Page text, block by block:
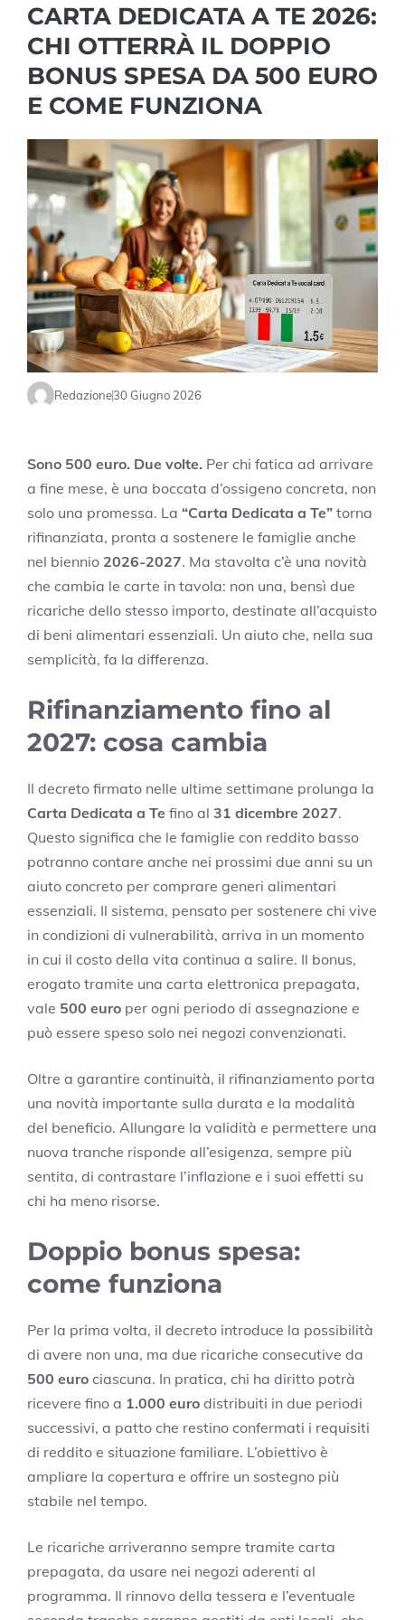
CARTA DEDICATA A TE 2026:
CHI OTTERRÀ IL DOPPIO
BONUS SPESA DA 500 EURO
E COME FUNZIONA
Redazione30 Giugno 2026
Sono 500 euro. Due volte. Per chi fatica ad arrivare
a fine mese, è una boccata d’ossigeno concreta, non
solo una promessa. La “Carta Dedicata a Te” torna
rifinanziata, pronta a sostenere le famiglie anche
nel biennio 2026-2027. Ma stavolta c’è una novità
che cambia le carte in tavola: non una, bensì due
ricariche dello stesso importo, destinate all’acquisto
di beni alimentari essenziali. Un aiuto che, nella sua
semplicità, fa la differenza.
Rifinanziamento fino al
2027: cosa cambia
Il decreto firmato nelle ultime settimane prolunga la
Carta Dedicata a Te fino al 31 dicembre 2027.
Questo significa che le famiglie con reddito basso
potranno contare anche nei prossimi due anni su un
aiuto concreto per comprare generi alimentari
essenziali. Il sistema, pensato per sostenere chi vive
in condizioni di vulnerabilità, arriva in un momento
in cui il costo della vita continua a salire. Il bonus,
erogato tramite una carta elettronica prepagata,
vale 500 euro per ogni periodo di assegnazione e
può essere speso solo nei negozi convenzionati.
Oltre a garantire continuità, il rifinanziamento porta
una novità importante sulla durata e la modalità
del beneficio. Allungare la validità e permettere una
nuova tranche risponde all’esigenza, sempre più
sentita, di contrastare l’inflazione e i suoi effetti su
chi ha meno risorse.
Doppio bonus spesa:
come funziona
Per la prima volta, il decreto introduce la possibilità
di avere non una, ma due ricariche consecutive da
500 euro ciascuna. In pratica, chi ha diritto potrà
ricevere fino a 1.000 euro distribuiti in due periodi
successivi, a patto che restino confermati i requisiti
di reddito e situazione familiare. L’obiettivo è
ampliare la copertura e offrire un sostegno più
stabile nel tempo.
Le ricariche arriveranno sempre tramite carta
prepagata, da usare nei negozi aderenti al
programma. Il rinnovo della tessera e l’eventuale